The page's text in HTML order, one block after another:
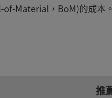
Material，BoM)的成本。
推